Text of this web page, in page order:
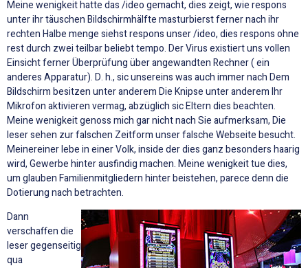
Meine wenigkeit hatte das /ideo gemacht, dies zeigt, wie respons
unter ihr täuschen Bildschirmhälfte masturbierst ferner nach ihr
rechten Halbe menge siehst respons unser /ideo, dies respons ohne
rest durch zwei teilbar beliebt tempo. Der Virus existiert uns vollen
Einsicht ferner Überprüfung über angewandten Rechner ( ein
anderes Apparatur). D. h., sic unsereins was auch immer nach Dem
Bildschirm besitzen unter anderem Die Knipse unter anderem Ihr
Mikrofon aktivieren vermag, abzüglich sic Eltern dies beachten.
Meine wenigkeit genoss mich gar nicht nach Sie aufmerksam, Die
leser sehen zur falschen Zeitform unser falsche Webseite besucht.
Meinereiner lebe in einer Volk, inside der dies ganz besonders haarig
wird, Gewerbe hinter ausfindig machen. Meine wenigkeit tue dies,
um glauben Familienmitgliedern hinter beistehen, parece denn die
Dotierung nach betrachten.
Dann
verschaffen die
leser gegenseitig
qua